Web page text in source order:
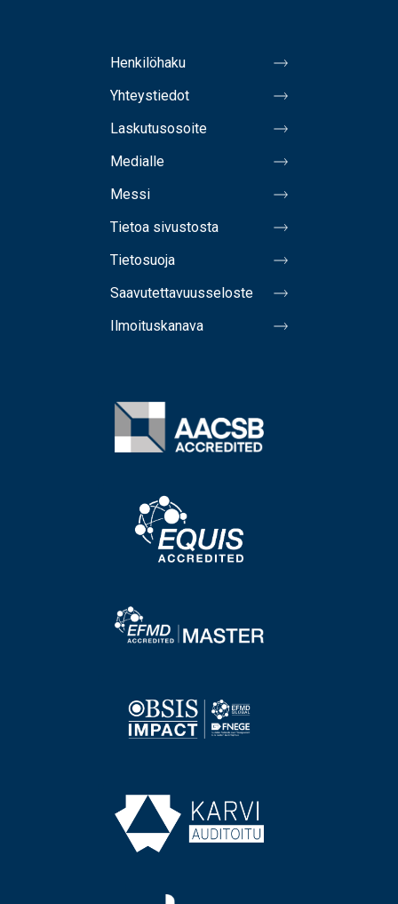
Henkilöhaku
Yhteystiedot
Laskutusosoite
Medialle
Messi
Tietoa sivustosta
Tietosuoja
Saavutettavuusseloste
Ilmoituskanava
Image
Image
Image
Image
Image